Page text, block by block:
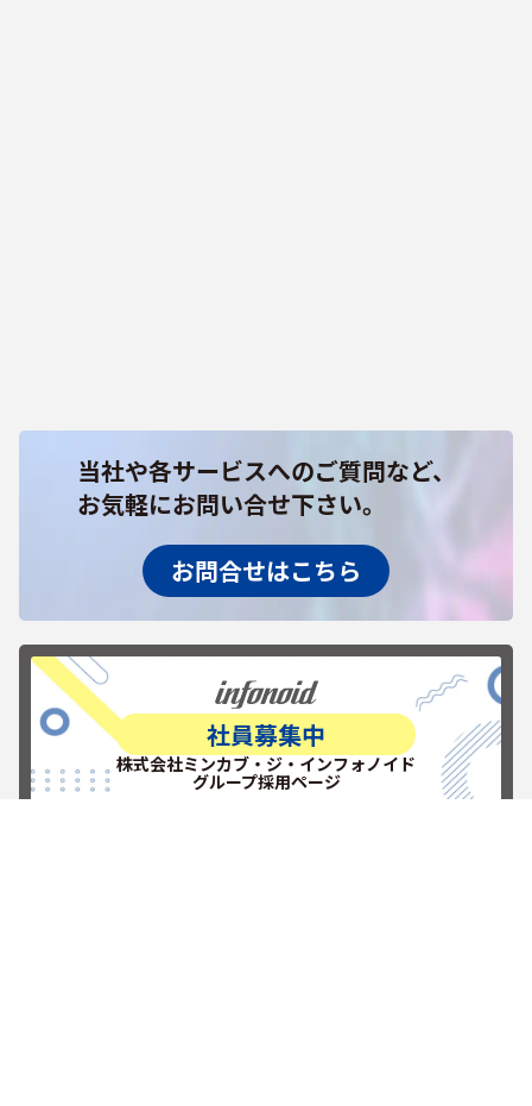
当社や各サービスへのご質問など、
お気軽にお問い合せ下さい。
お問合せはこちら
社員募集中
株式会社ミンカブ・ジ・インフォノイド
グループ採用ページ